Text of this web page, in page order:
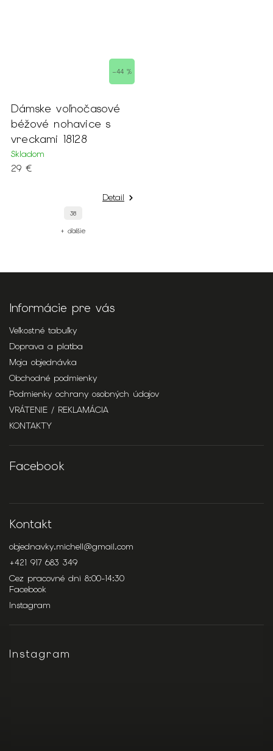
–44 %
Dámske voľnočasové
béžové nohavice s
vreckami 18128
Skladom
29 €
Detail
38
+ ďalšie
Informácie pre vás
Veľkostné tabuľky
Doprava a platba
Moja objednávka
Obchodné podmienky
Podmienky ochrany osobných údajov
VRÁTENIE / REKLAMÁCIA
KONTAKTY
Facebook
Kontakt
objednavky.michell@gmail.com
+421 917 683 349
Cez pracovné dni 8:00-14:30
Facebook
Instagram
Instagram